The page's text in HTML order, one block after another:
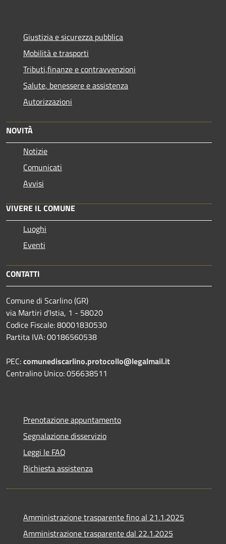
Giustizia e sicurezza pubblica
Mobilità e trasporti
Tributi,finanze e contravvenzioni
Salute, benessere e assistenza
Autorizzazioni
NOVITÀ
Notizie
Comunicati
Avvisi
VIVERE IL COMUNE
Luoghi
Eventi
CONTATTI
Comune di Scarlino (GR)
via Martiri d'Istia, 1 - 58020
Codice Fiscale: 80001830530
Partita IVA: 00186560538
PEC:comunediscarlino.protocollo@legalmail.it
Centralino Unico: 056638511
Prenotazione appuntamento
Segnalazione disservizio
Leggi le FAQ
Richiesta assistenza
Amministrazione trasparente fino al 21.1.2025
Amministrazione trasparente dal 22.1.2025